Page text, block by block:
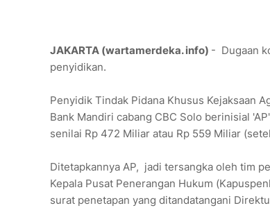
JAKARTA (wartamerdeka. info) - Dugaan
penyidikan.
Penyidik Tindak Pidana Khusus Kejaksaan
Bank Mandiri cabang CBC Solo berinisial
senilai Rp 472 Miliar atau Rp 559 Miliar
Ditetapkannya AP, jadi tersangka oleh tim
Kepala Pusat Penerangan Hukum
surat penetapan yang ditandatangani